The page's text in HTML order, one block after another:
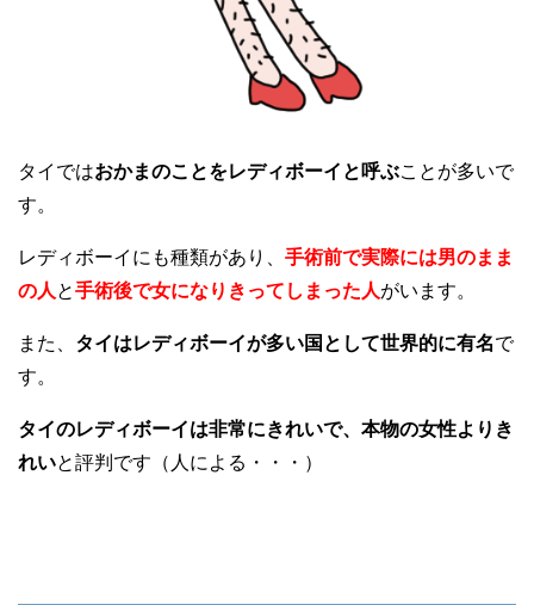
タイではおかまのことをレディボーイと呼ぶことが多いで
す。
レディボーイにも種類があり、 手術前で実際には男のまま
の人 と手術後で女になりきってしまった人がいます。
また、 タイはレディボーイが多い国として世界的に有名で
す。
タイのレディボーイは非常にきれいで、本物の女性よりき
れいと評判です（人による・・・）